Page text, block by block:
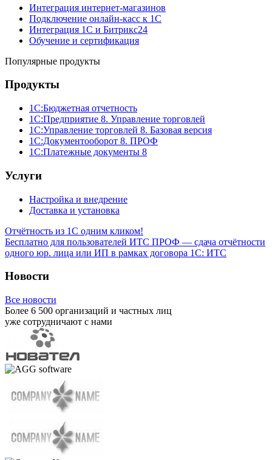
Интеграция интернет-магазинов
Подключение онлайн-касс к 1С
Интеграция 1С и Битрикс24
Обучение и сертификация
Популярные продукты
Продукты
1С:Бюджетная отчетность
1С:Предприятие 8. Управление торговлей
1С:Управление торговлей 8. Базовая версия
1С:Документооборот 8. ПРОФ
1С:Платежные документы 8
Услуги
Настройка и внедрение
Доставка и установка
Отчётность из 1С одним кликом!
Бесплатно для пользователей ИТС ПРОФ — сдача отчётности
одного юр. лица или ИП в рамках договора 1С: ИТС
Новости
Все новости
Более 6 500 организаций и частных лиц
уже сотрудничают с нами